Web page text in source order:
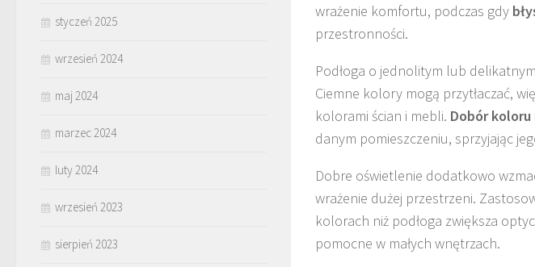
wrażenie komfortu, podczas gdy
przestronności.
Podłoga o jednolitym lub
Ciemne kolory mogą przytłaczać,
kolorami ścian i mebli. Dobór koloru
danym pomieszczeniu, sprzyjając
Dobre oświetlenie dodatkowo
wrażenie dużej przestrzeni.
kolorach niż podłoga zwiększa
pomocne w małych wnętrzach.
styczeń 2025
wrzesień 2024
maj 2024
marzec 2024
luty 2024
wrzesień 2023
sierpień 2023